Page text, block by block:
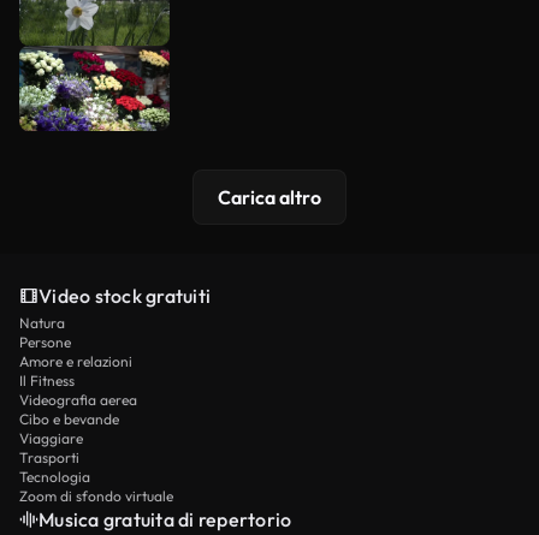
Carica altro
Video stock gratuiti
Natura
Persone
Amore e relazioni
Il Fitness
Videografia aerea
Cibo e bevande
Viaggiare
Trasporti
Tecnologia
Zoom di sfondo virtuale
Musica gratuita di repertorio